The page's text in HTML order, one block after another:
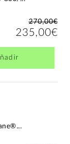
270,00€
235,00€